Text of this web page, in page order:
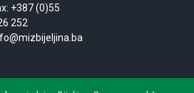
+387 (0)55
252